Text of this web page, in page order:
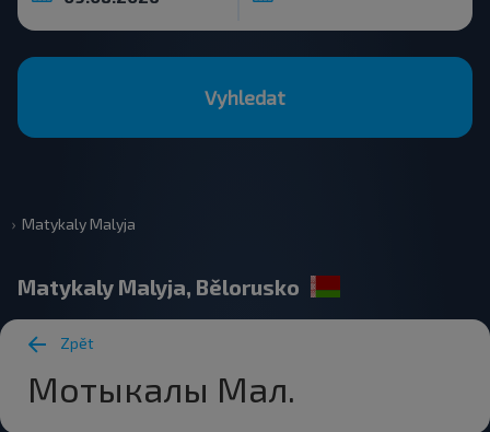
Vyhledat
Matykaly Malyja
Matykaly Malyja, Bělorusko
Zpět
Мотыкалы Мал.